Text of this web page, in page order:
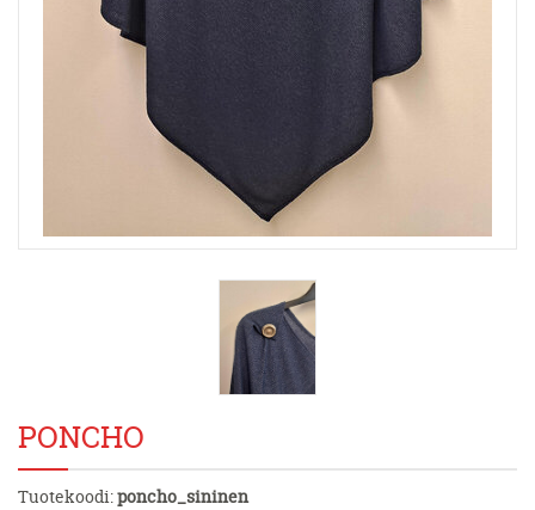
PONCHO
Tuotekoodi:poncho_sininen